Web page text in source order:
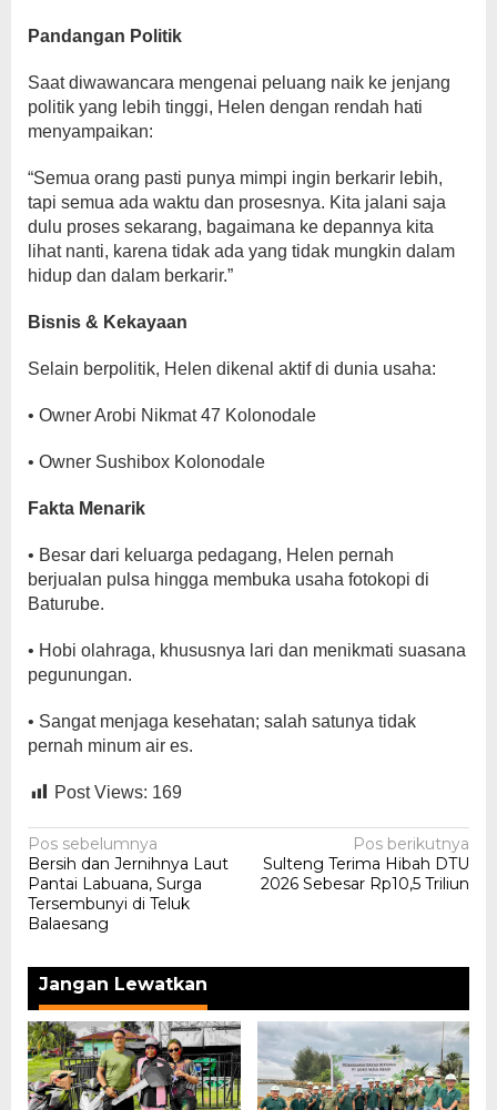
Pandangan Politik
Saat diwawancara mengenai peluang naik ke jenjang
politik yang lebih tinggi, Helen dengan rendah hati
menyampaikan:
“Semua orang pasti punya mimpi ingin berkarir lebih,
tapi semua ada waktu dan prosesnya. Kita jalani saja
dulu proses sekarang, bagaimana ke depannya kita
lihat nanti, karena tidak ada yang tidak mungkin dalam
hidup dan dalam berkarir.”
Bisnis & Kekayaan
Selain berpolitik, Helen dikenal aktif di dunia usaha:
• Owner Arobi Nikmat 47 Kolonodale
• Owner Sushibox Kolonodale
Fakta Menarik
• Besar dari keluarga pedagang, Helen pernah
berjualan pulsa hingga membuka usaha fotokopi di
Baturube.
• Hobi olahraga, khususnya lari dan menikmati suasana
pegunungan.
• Sangat menjaga kesehatan; salah satunya tidak
pernah minum air es.
Post Views: 169
Navigasi
pos
Pos sebelumnya
Bersih dan Jernihnya Laut
Pantai Labuana, Surga
Tersembunyi di Teluk
Balaesang
Pos berikutnya
Sulteng Terima Hibah DTU
2026 Sebesar Rp10,5 Triliun
Jangan Lewatkan